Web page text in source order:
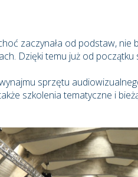
zaczynała od podstaw,
Dzięki temu już od
sprzętu
szkolenia tematyczne i